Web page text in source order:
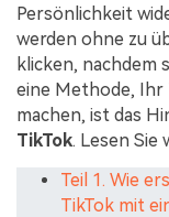
Persönlichkeit
werden ohne zu
klicken, nachdem
eine Methode, Ihr
machen, ist das
TikTok. Lesen Sie
Teil 1. Wie
TikTok mit